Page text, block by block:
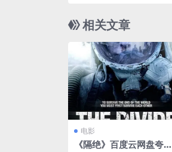
相关文章
电影
《隔绝》百度云网盘夸克